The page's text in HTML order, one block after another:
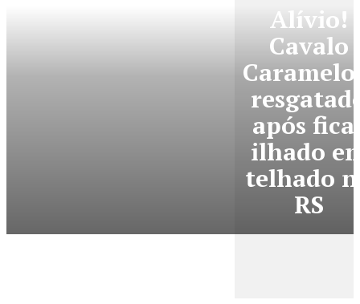
Alívio!
Cavalo
Caramelo
após
ilhado
telhado
RS